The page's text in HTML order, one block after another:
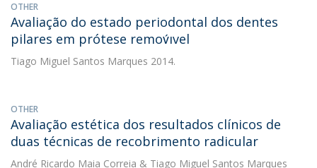
OTHER
Avaliação do estado periodontal dos dentes
pilares em prótese remov́ıvel
Tiago Miguel Santos Marques 2014.
OTHER
Avaliação estética dos resultados clínicos de
duas técnicas de recobrimento radicular
André Ricardo Maia Correia & Tiago Miguel Santos Marques